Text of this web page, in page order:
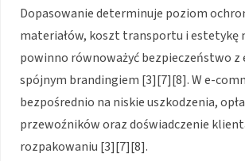
Dopasowanie determinuje poziom
materiałów, koszt transportu i estetykę
powinno równoważyć bezpieczeństwo z
spójnym brandingiem [3][7][8]. W e-
bezpośrednio na niskie uszkodzenia,
przewoźników oraz doświadczenie
rozpakowaniu [3][7][8].